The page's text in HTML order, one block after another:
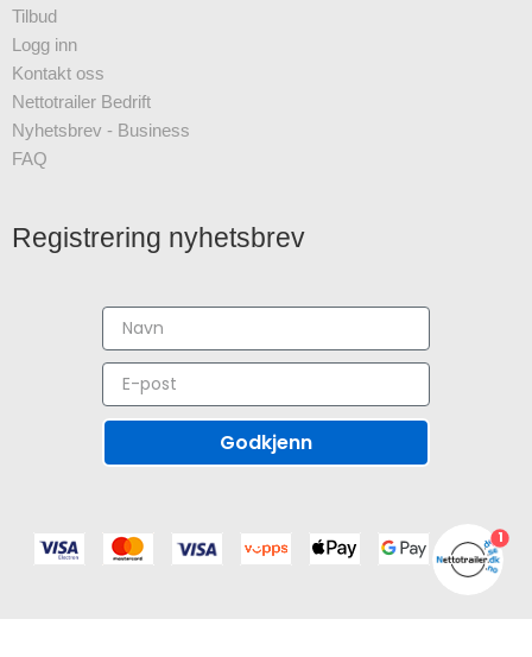
Tilbud
Logg inn
Kontakt oss
Nettotrailer Bedrift
Nyhetsbrev - Business
FAQ
Registrering nyhetsbrev
Godkjenn
1